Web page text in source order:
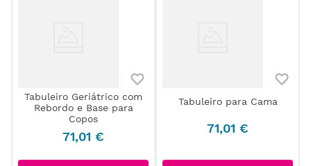
Tabuleiro Geriátrico com
Rebordo e Base para
Copos
71,01 €
Tabuleiro para Cama
71,01 €